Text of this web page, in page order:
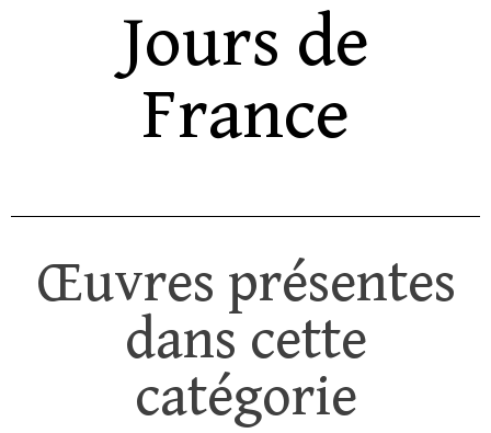
Jours de
France
Œuvres présentes
dans cette
catégorie